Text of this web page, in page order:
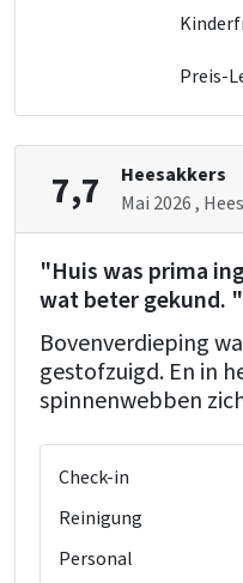
Kindereinrichtungen
Kinderbetten: 1
Kinderstuhl: 1
Laufstall
: 0
Preis-
7,7
Heesakkers
Mai 2026,
"Huis was prima
wat beter gekund. "
Bovenverdieping
gestofzuigd. En in
spinnenwebben
Check-in
Reinigung
Personal